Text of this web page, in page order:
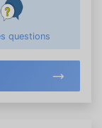
questions